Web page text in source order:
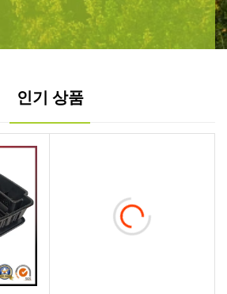
인기 상품